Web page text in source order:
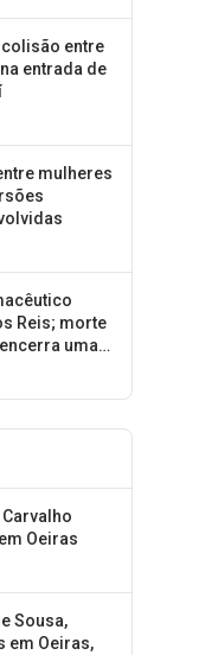
entre
entrada de
mulheres
Reis; morte
uma
cuidado
Oeiras
Sousa,
em Oeiras,